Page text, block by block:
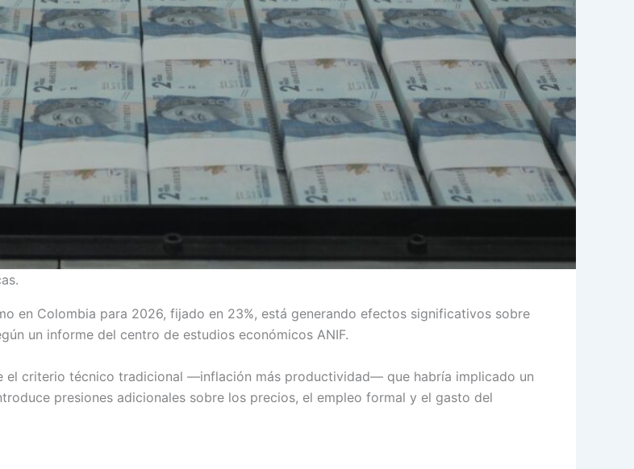
en Colombia para 2026, fijado en 23%, está generando efectos significativos sobre
un informe del centro de estudios económicos ANIF.
el criterio técnico tradicional —inflación más productividad— que habría implicado un
presiones adicionales sobre los precios, el empleo formal y el gasto del